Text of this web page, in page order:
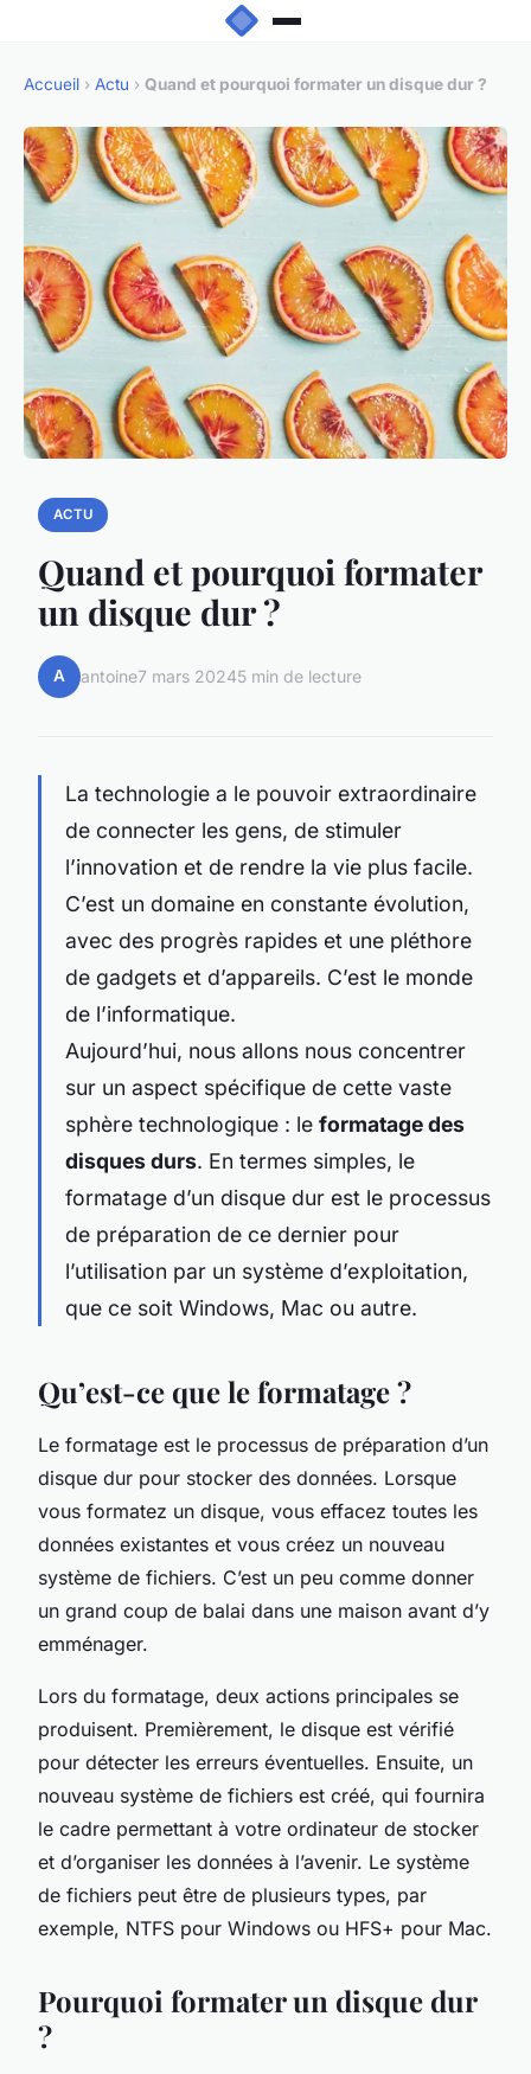
Accueil › Actu › Quand et pourquoi formater un disque dur ?
ACTU
Quand et pourquoi formater
un disque dur ?
A antoine7 mars 20245 min de lecture
La technologie a le pouvoir extraordinaire
de connecter les gens, de stimuler
l’innovation et de rendre la vie plus facile.
C’est un domaine en constante évolution,
avec des progrès rapides et une pléthore
de gadgets et d’appareils. C’est le monde
de l’informatique.
Aujourd’hui, nous allons nous concentrer
sur un aspect spécifique de cette vaste
sphère technologique : le formatage des
disques durs. En termes simples, le
formatage d’un disque dur est le processus
de préparation de ce dernier pour
l’utilisation par un système d’exploitation,
que ce soit Windows, Mac ou autre.
Qu’est-ce que le formatage ?
Le formatage est le processus de préparation d’un
disque dur pour stocker des données. Lorsque
vous formatez un disque, vous effacez toutes les
données existantes et vous créez un nouveau
système de fichiers. C’est un peu comme donner
un grand coup de balai dans une maison avant d’y
emménager.
Lors du formatage, deux actions principales se
produisent. Premièrement, le disque est vérifié
pour détecter les erreurs éventuelles. Ensuite, un
nouveau système de fichiers est créé, qui fournira
le cadre permettant à votre ordinateur de stocker
et d’organiser les données à l’avenir. Le système
de fichiers peut être de plusieurs types, par
exemple, NTFS pour Windows ou HFS+ pour Mac.
Pourquoi formater un disque dur
?